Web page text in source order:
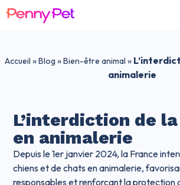
Accueil »Blog »Bien-être animal »
animalerie
L’interdiction de
en animalerie
Depuis le 1er janvier 2024, la France
chiens et de chats en animalerie,
responsables et renforçant la protection